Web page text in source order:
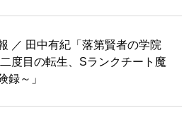
／ 田中有紀「落第賢者の学院
度目の転生、Sランクチート魔
録～」